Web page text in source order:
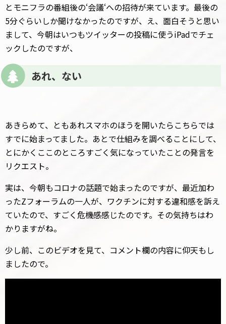
とモニフラの番組後の‘会議‘への招待が来ています。最後の
5分ぐらいしか聞けなかったのですが、え、面白そうと思い
まして、今朝はいつもツイッターの投稿に使うiPadでチェ
ックしたのですが、
あれ、ない
あきらめて、ともあれスマホのほうを開いたらこちらでは
すでに始まってました。あとで仕組みを調べることにして、
とにかくここのところすごく気になっていたことの発言を
リクエスト。
実は、今朝もコロナの話題で始まったのですが、最近加わ
ったZフォーラムの一人が、ワクチンに対する違和感を訴え
ていたので、すごく危機感感じたのです。その気持ちはわ
かりますがね。
少し前、このビデオを見て、コメント欄の内容に仰天もし
ましたので。